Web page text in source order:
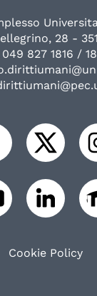
28 -
049 827 1816 /
Cookie Policy